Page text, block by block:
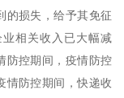
的损失，给予其免征
相关收入已大幅减
防控期间，疫情防控
情防控期间，快递收